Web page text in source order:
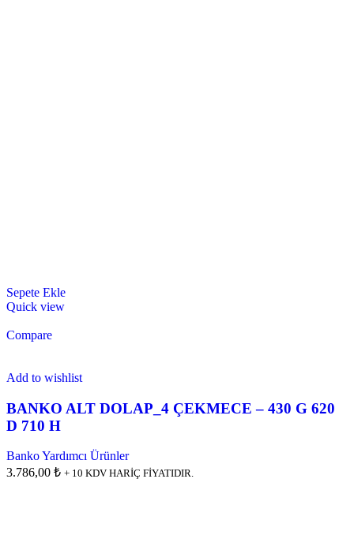
Sepete Ekle
Quick view
Compare
Add to wishlist
BANKO ALT DOLAP_4 ÇEKMECE – 430 G 620
D 710 H
Banko Yardımcı Ürünler
3.786,00 ₺ + 10 KDV HARİÇ FİYATIDIR.